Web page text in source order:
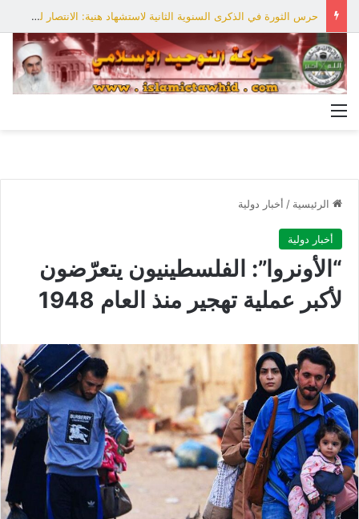
حرس الثورة في الذكرى السنوية الثانية لاستشهاد هنية: الانتصار لفلسطين أقرب
الرئيسية / أخبار دولية
أخبار دولية
“الأونروا”: الفلسطينيون يتعرّضون
لأكبر عملية تهجير منذ العام 1948